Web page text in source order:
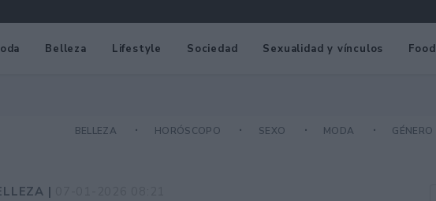
Belleza Lifestyle Sociedad Sexualidad y vínculos Food
BELLEZA HORÓSCOPO SEXO MODA GÉNERO
|